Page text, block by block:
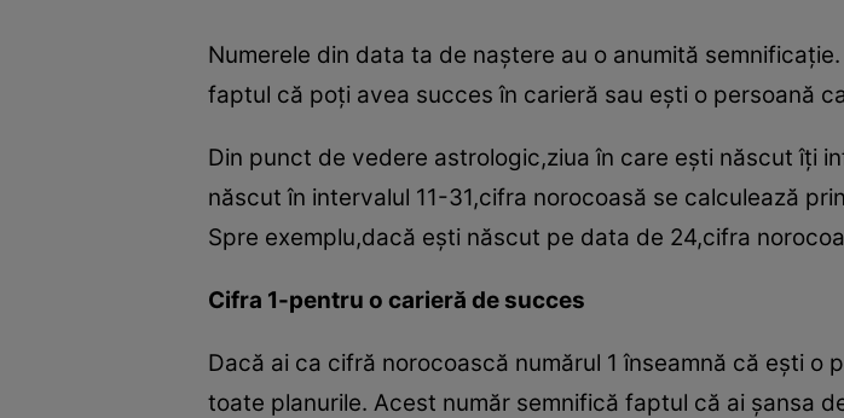
Numerele din data ta de naştere au o anumită
faptul că poţi avea succes în carieră sau eşti o persoană
Din punct de vedere astrologic,ziua în care eşti născut îţi
născut în intervalul 11-31,cifra norocoasă se calculează
Spre exemplu,dacă eşti născut pe data de 24,cifra
Cifra 1-pentru o carieră de succes
Dacă ai ca cifră norocoască numărul 1 înseamnă că eşti
toate planurile. Acest număr semnifică faptul că ai şansa